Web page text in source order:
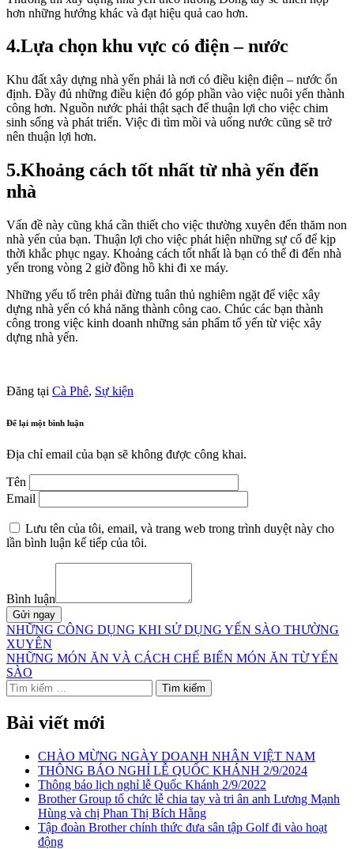
hơn những hướng khác và đạt hiệu quả cao hơn.
4.Lựa chọn khu vực có điện – nước
Khu đất xây dựng nhà yến phải là nơi có điều kiện điện – nước ổn
định. Đầy đủ những điều kiện đó góp phần vào việc nuôi yến thành
công hơn. Nguồn nước phải thật sạch để thuận lợi cho việc chim
sinh sống và phát triển. Việc đi tìm mồi và uống nước cũng sẽ trở
nên thuận lợi hơn.
5.Khoảng cách tốt nhất từ nhà yến đến
nhà
Vấn đề này cũng khá cần thiết cho việc thường xuyên đến thăm non
nhà yến của bạn. Thuận lợi cho việc phát hiện những sự cố để kịp
thời khắc phục ngay. Khoảng cách tốt nhất là bạn có thể đi đến nhà
yến trong vòng 2 giờ đồng hồ khi đi xe máy.
Những yếu tố trên phải đừng tuân thủ nghiêm ngặt để việc xây
dựng nhà yến có khả năng thành công cao. Chúc các bạn thành
công trong việc kinh doanh những sản phẩm tổ yến từ việc xây
dựng nhà yến.
Đăng tại Cà Phê, Sự kiện
Để lại một bình luận
Địa chỉ email của bạn sẽ không được công khai.
Tên
Email
Lưu tên của tôi, email, và trang web trong trình duyệt này cho
lần bình luận kế tiếp của tôi.
Bình luận
Gửi ngay
Điều
hướng
bài
viết
NHỮNG CÔNG DỤNG KHI SỬ DỤNG YẾN SÀO THƯỜNG
XUYÊN
NHỮNG MÓN ĂN VÀ CÁCH CHẾ BIẾN MÓN ĂN TỪ YẾN
SÀO
Tìm
kiếm
cho:
Bài viết mới
CHÀO MỪNG NGÀY DOANH NHÂN VIỆT NAM
THÔNG BÁO NGHỈ LỄ QUỐC KHÁNH 2/9/2024
Thông báo lịch nghỉ lễ Quốc Khánh 2/9/2022
Brother Group tổ chức lễ chia tay và tri ân anh Lương Mạnh
Hùng và chị Phan Thị Bích Hằng
Tập đoàn Brother chính thức đưa sân tập Golf đi vào hoạt
động